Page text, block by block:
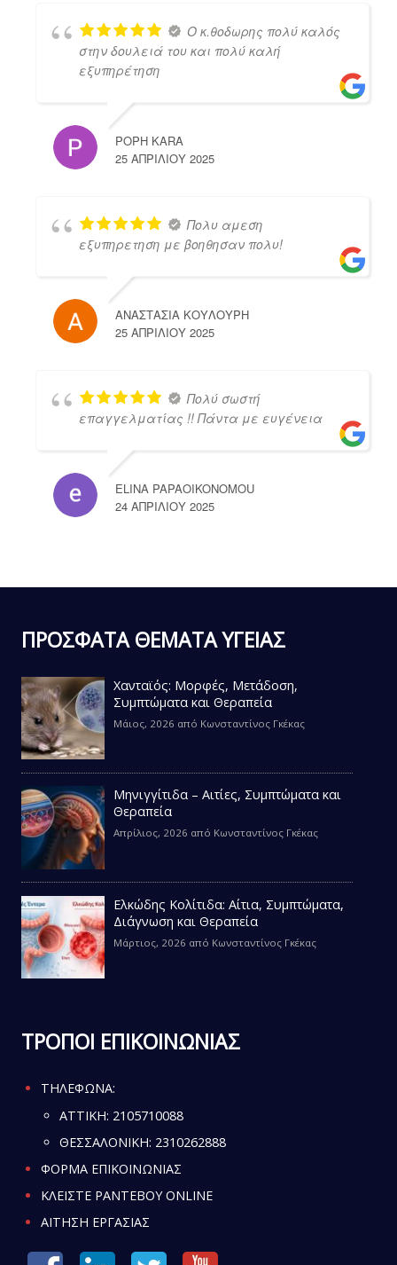
Ο κ.θοδωρης πολύ καλός
στην δουλειά του και πολύ καλή
εξυπηρέτηση
POPH KARA
25 ΑΠΡΙΛΊΟΥ 2025
Πολυ αμεση
εξυπηρετηση με βοηθησαν πολυ!
ΑΝΑΣΤΑΣΙΑ ΚΟΥΛΟΥΡΗ
25 ΑΠΡΙΛΊΟΥ 2025
Πολύ σωστή
επαγγελματίας !! Πάντα με ευγένεια
ELINA PAPAOIKONOMOU
24 ΑΠΡΙΛΊΟΥ 2025
ΠΡΟΣΦΑΤΑ ΘΕΜΑΤΑ ΥΓΕΙΑΣ
Χανταϊός: Μορφές, Μετάδοση,
Συμπτώματα και Θεραπεία
Μάιος, 2026 από Κωνσταντίνος Γκέκας
Μηνιγγίτιδα – Αιτίες, Συμπτώματα και
Θεραπεία
Απρίλιος, 2026 από Κωνσταντίνος Γκέκας
Ελκώδης Κολίτιδα: Αίτια, Συμπτώματα,
Διάγνωση και Θεραπεία
Μάρτιος, 2026 από Κωνσταντίνος Γκέκας
ΤΡΟΠΟΙ ΕΠΙΚΟΙΝΩΝΙΑΣ
ΤΗΛΕΦΩΝΑ:
ATTIKH: 2105710088
ΘΕΣΣΑΛΟΝΙΚΗ: 2310262888
ΦΟΡΜΑ ΕΠΙΚΟΙΝΩΝΙΑΣ
ΚΛΕΙΣΤΕ ΡΑΝΤΕΒΟΥ ONLINE
ΑΙΤΗΣΗ ΕΡΓΑΣΙΑΣ